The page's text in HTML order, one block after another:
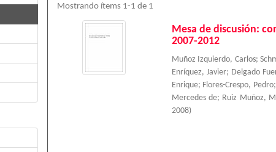
Mostrando ítems 1-1 de 1
Mesa de discusión:
2007-2012
Muñoz Izquierdo, Carlos;
Enríquez, Javier; Delgado
Enrique; Flores-Crespo, Pedro;
Mercedes de; Ruiz Muñoz,
2008)